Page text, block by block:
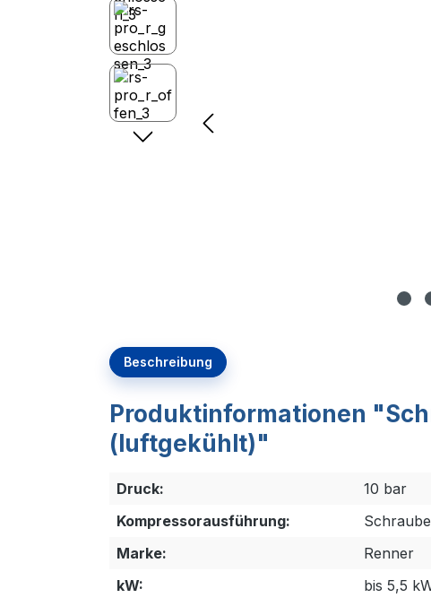
Beschreibung
Produktinformationen
(luftgekühlt)"
Druck:
10 bar
Kompressorausführung:
Marke:
Renner
kW:
bis 5,5